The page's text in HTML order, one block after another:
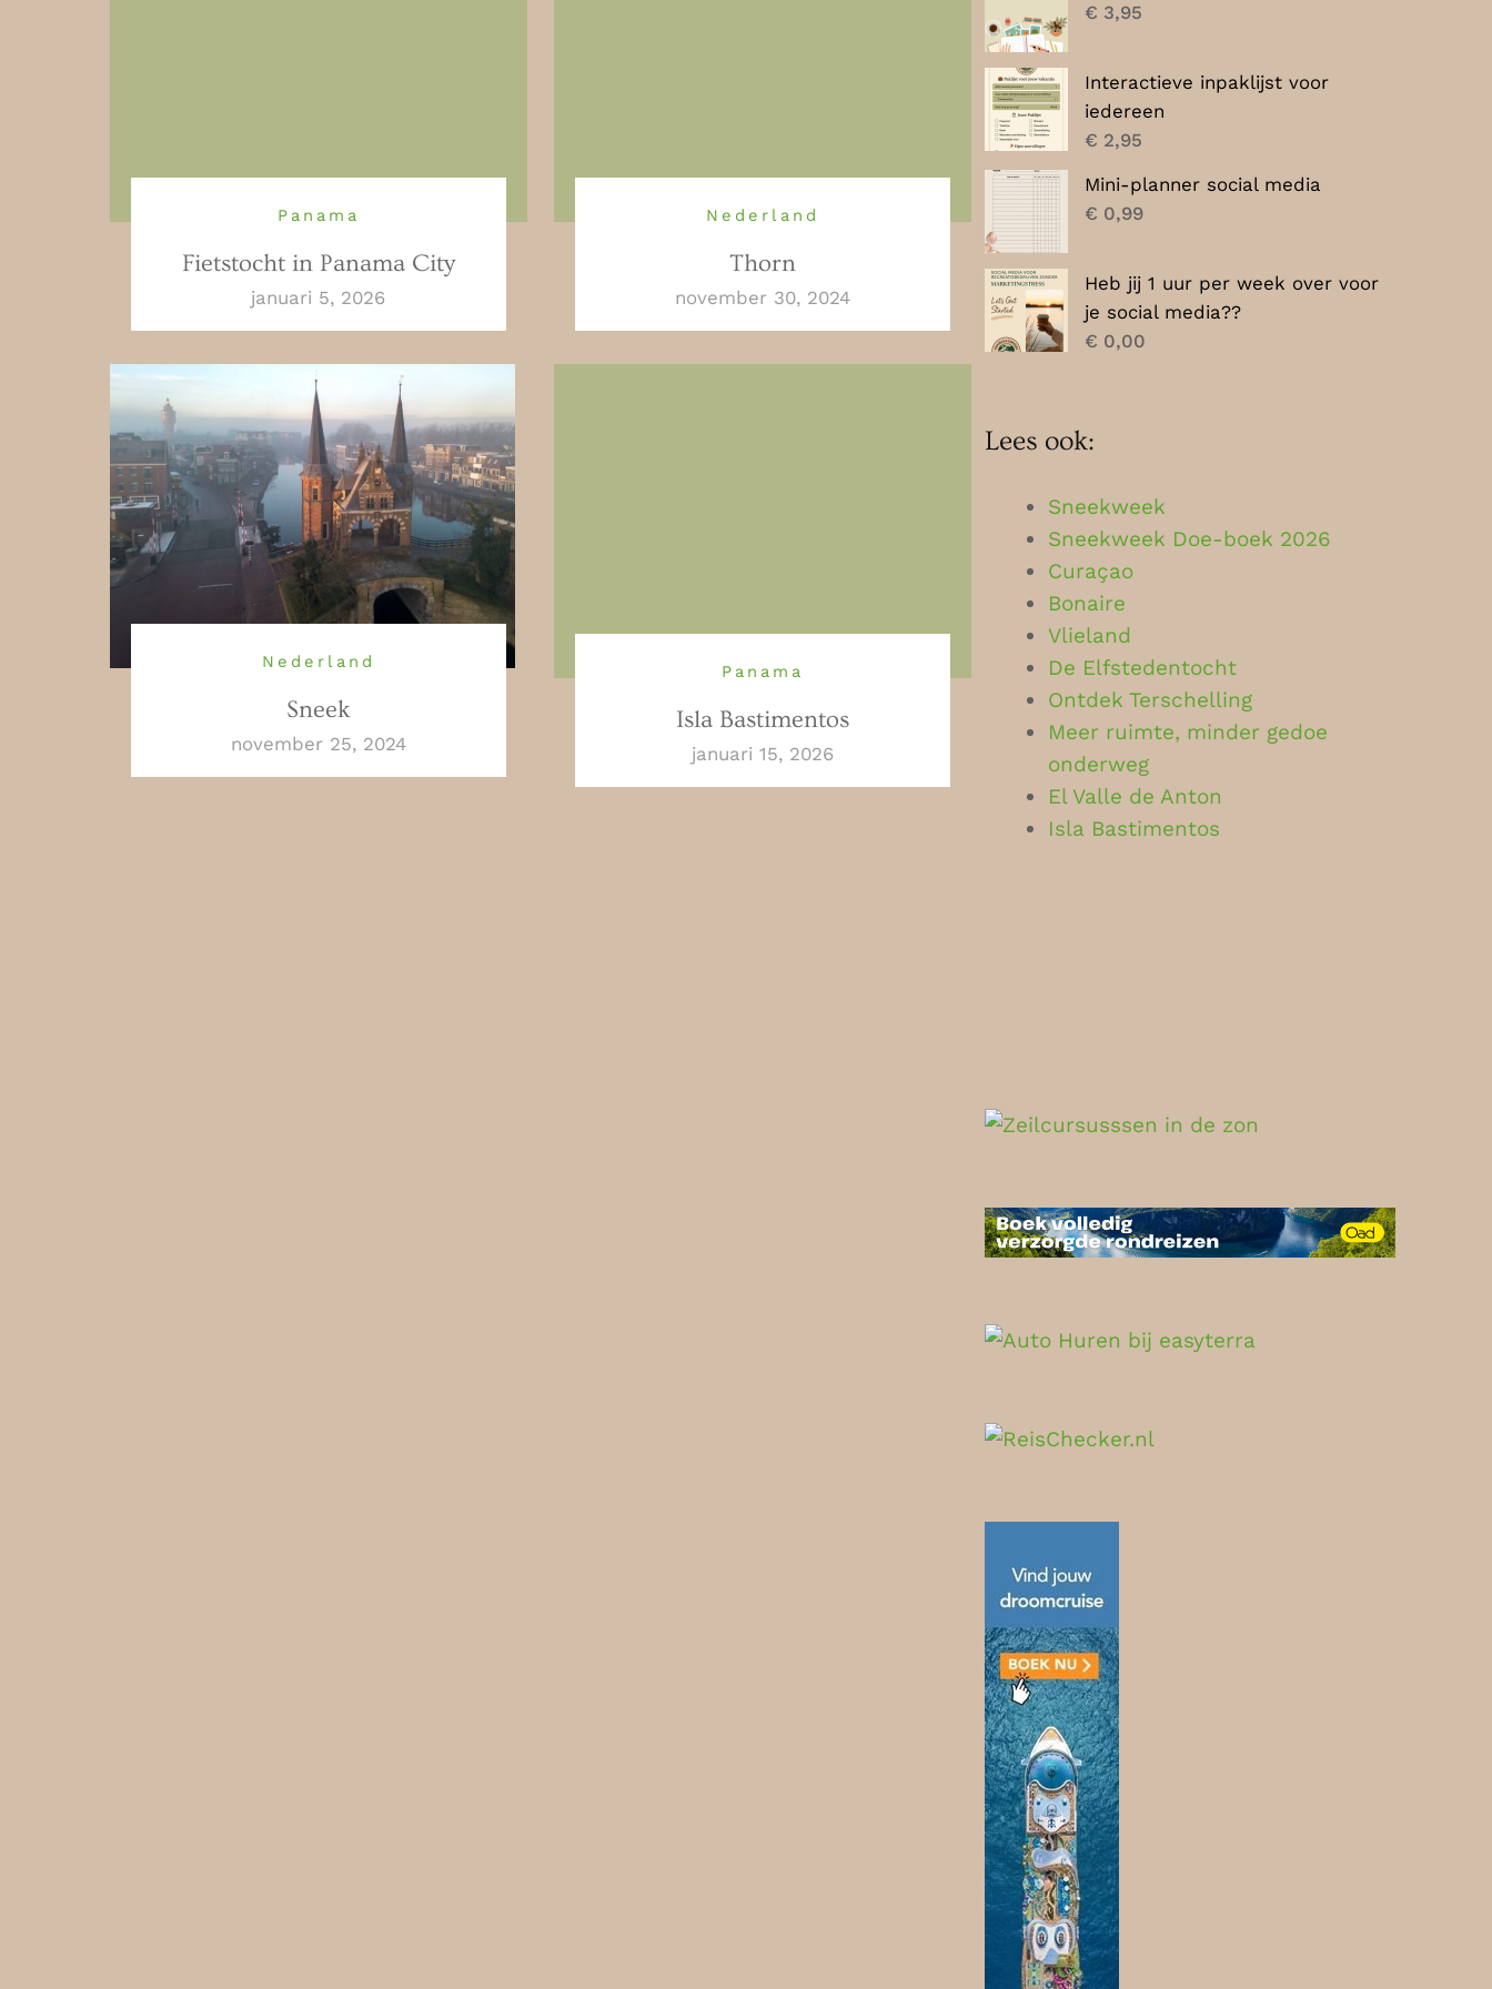
Panama
Fietstocht in Panama City
januari 5, 2026
Nederland
Thorn
november 30, 2024
Nederland
Sneek
november 25, 2024
Panama
Isla Bastimentos
januari 15, 2026
€ 3,95
Interactieve inpaklijst voor
iedereen
€ 2,95
Mini-planner social media
€ 0,99
Heb jij 1 uur per week over voor
je social media??
€ 0,00
Lees ook:
Sneekweek
Sneekweek Doe-boek 2026
Curaçao
Bonaire
Vlieland
De Elfstedentocht
Ontdek Terschelling
Meer ruimte, minder gedoe
onderweg
El Valle de Anton
Isla Bastimentos